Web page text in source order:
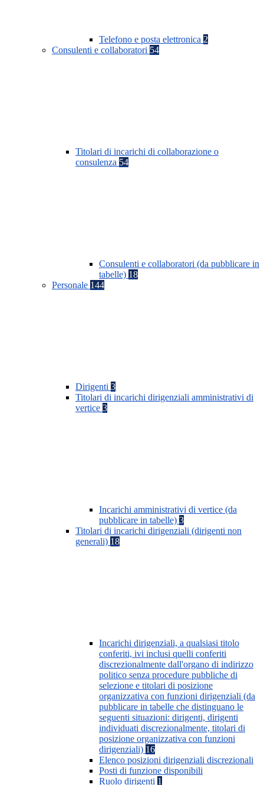
Telefono e posta elettronica 2
Consulenti e collaboratori 54
Titolari di incarichi di collaborazione o
consulenza 54
Consulenti e collaboratori (da pubblicare in
tabelle) 18
Personale 144
Dirigenti 3
Titolari di incarichi dirigenziali amministrativi di
vertice 3
Incarichi amministrativi di vertice (da
pubblicare in tabelle) 3
Titolari di incarichi dirigenziali (dirigenti non
generali) 18
Incarichi dirigenziali, a qualsiasi titolo
conferiti, ivi inclusi quelli conferiti
discrezionalmente dall'organo di indirizzo
politico senza procedure pubbliche di
selezione e titolari di posizione
organizzativa con funzioni dirigenziali (da
pubblicare in tabelle che distinguano le
seguenti situazioni: dirigenti, dirigenti
individuati discrezionalmente, titolari di
posizione organizzativa con funzioni
dirigenziali) 16
Elenco posizioni dirigenziali discrezionali
Posti di funzione disponibili
Ruolo dirigenti 1